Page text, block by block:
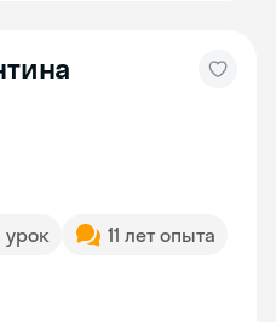
урок
11 лет опыта